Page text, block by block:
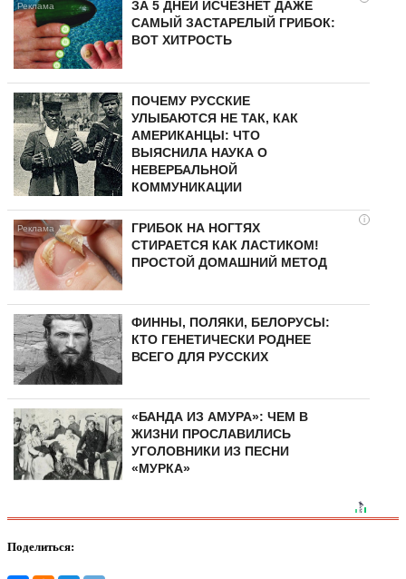
ЗА 5 ДНЕЙ ИСЧЕЗНЕТ ДАЖЕ
САМЫЙ ЗАСТАРЕЛЫЙ ГРИБОК:
ВОТ ХИТРОСТЬ
ПОЧЕМУ РУССКИЕ
УЛЫБАЮТСЯ НЕ ТАК, КАК
АМЕРИКАНЦЫ: ЧТО
ВЫЯСНИЛА НАУКА О
НЕВЕРБАЛЬНОЙ
КОММУНИКАЦИИ
i
ГРИБОК НА НОГТЯХ
СТИРАЕТСЯ КАК ЛАСТИКОМ!
ПРОСТОЙ ДОМАШНИЙ МЕТОД
ФИННЫ, ПОЛЯКИ, БЕЛОРУСЫ:
КТО ГЕНЕТИЧЕСКИ РОДНЕЕ
ВСЕГО ДЛЯ РУССКИХ
«БАНДА ИЗ АМУРА»: ЧЕМ В
ЖИЗНИ ПРОСЛАВИЛИСЬ
УГОЛОВНИКИ ИЗ ПЕСНИ
«МУРКА»
Поделиться: